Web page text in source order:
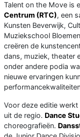
Talent on the Move is
Centrum (RTC), een
Kunsten Beverwijk,
Muziekschool
creëren de
dans, muziek, theater
onder andere podia
nieuwe ervaringen
Voor deze editie
uit de regio. Dance
choreografieën.